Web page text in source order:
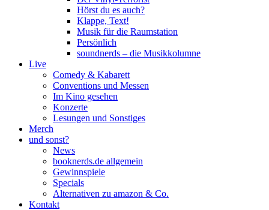
Hörst du es auch?
Klappe, Text!
Musik für die Raumstation
Persönlich
soundnerds – die Musikkolumne
Live
Comedy & Kabarett
Conventions und Messen
Im Kino gesehen
Konzerte
Lesungen und Sonstiges
Merch
und sonst?
News
booknerds.de allgemein
Gewinnspiele
Specials
Alternativen zu amazon & Co.
Kontakt